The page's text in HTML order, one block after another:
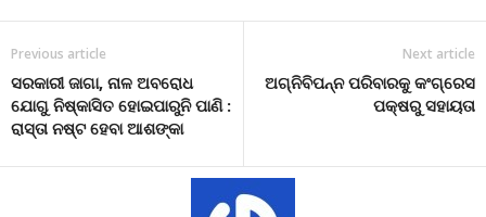
Previous article
ସରକାରୀ ଜାଗା, ନାଳ ଅବରୋଧ
ଯୋଗୁ ନିଷ୍କାସିତ ହୋଇପାରୁନି ପାଣି :
ରାସ୍ତା ନଷ୍ଟ ହେବା ଆଶଙ୍କା
Next article
ଅଗ୍ନିବିପନ୍ନ ପରିବାରକୁ କଂଗ୍ରେସ
ପକ୍ଷରୁ ସହାୟତା